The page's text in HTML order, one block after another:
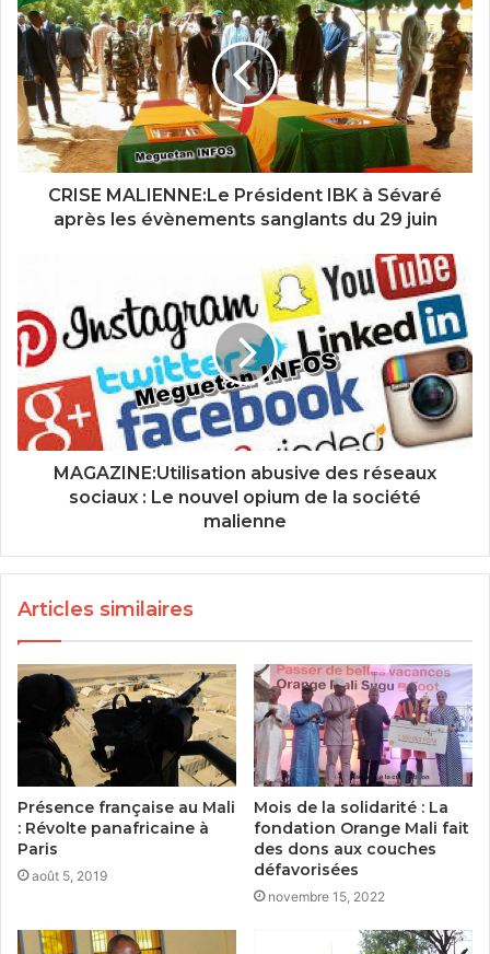
CRISE MALIENNE:Le Président IBK à Sévaré
après les évènements sanglants du 29 juin
MAGAZINE:Utilisation abusive des réseaux
sociaux : Le nouvel opium de la société
malienne
Articles similaires
Présence française au Mali
: Révolte panafricaine à
Paris
août 5, 2019
Mois de la solidarité : La
fondation Orange Mali fait
des dons aux couches
défavorisées
novembre 15, 2022